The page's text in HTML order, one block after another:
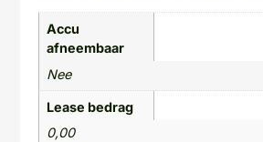
Accu
afneembaar
Nee
Lease bedrag
0,00